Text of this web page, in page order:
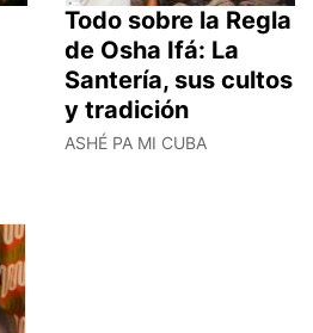
Todo sobre la Regla
de Osha Ifá: La
Santería, sus cultos
y tradición
ASHÉ PA MI CUBA